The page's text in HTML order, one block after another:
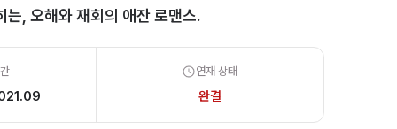
, 오해와 재회의 애잔 로맨스.
연재 상태
완결